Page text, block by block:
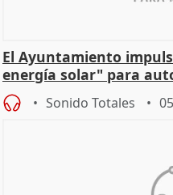
El Ayuntamiento
energía solar" para
Sonido Totales